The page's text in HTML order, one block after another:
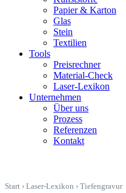
Papier & Karton
Glas
Stein
Textilien
Tools
Preisrechner
Material-Check
Laser-Lexikon
Unternehmen
Über uns
Prozess
Referenzen
Kontakt
Start › Laser-Lexikon › Tiefengravur